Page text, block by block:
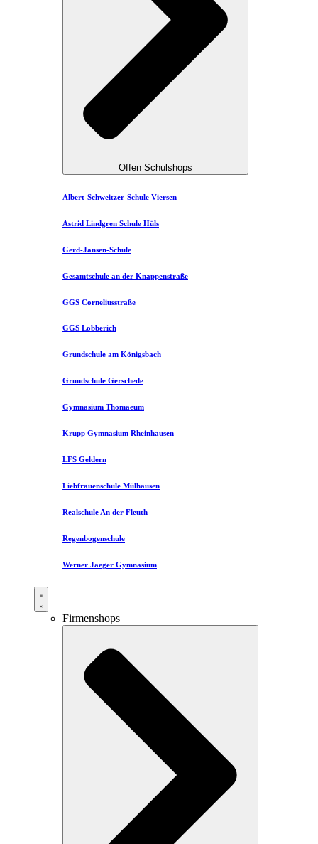
Offen Schulshops
Albert-Schweitzer-Schule Viersen
Astrid Lindgren Schule Hüls
Gerd-Jansen-Schule
Gesamtschule an der Knappenstraße
GGS Corneliusstraße
GGS Lobberich
Grundschule am Königsbach
Grundschule Gerschede
Gymnasium Thomaeum
Krupp Gymnasium Rheinhausen
LFS Geldern
Liebfrauenschule Mülhausen​
Realschule An der Fleuth
Regenbogenschule
Werner Jaeger Gymnasium
Firmenshops